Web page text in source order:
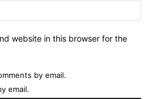
website in this browser for the
by email.
email.